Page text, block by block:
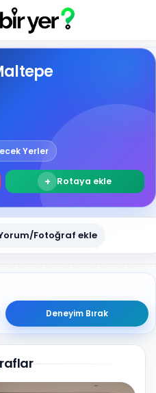
Yerler
+ Rotaya ekle
Fotoğraf ekle
Deneyim Bırak